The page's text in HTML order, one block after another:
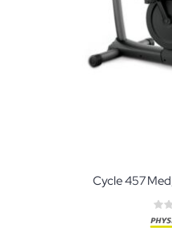
Cycle 457
0%